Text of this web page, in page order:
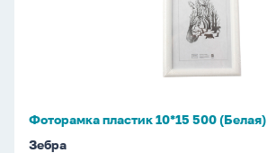
Фоторамка пластик 10*15 500 (Белая)
Зебра